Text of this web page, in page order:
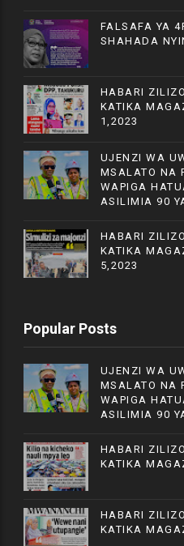
FALSAFA YA
SHAHADA
HABARI
KATIKA
1,2023
UJENZI WA
MSALATO NA
WAPIGA
ASILIMIA 90
HABARI
KATIKA
5,2023
Popular Posts
UJENZI WA
MSALATO NA
WAPIGA
ASILIMIA 90
HABARI
KATIKA
HABARI
KATIKA